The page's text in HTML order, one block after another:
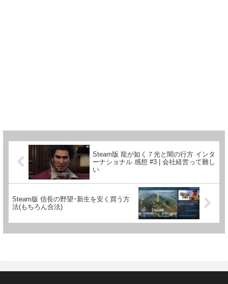
Steam版 龍が如く７光と闇の行方 インタ
ーナショナル 感想 #3 | 会社経営って難し
い
Steam版 信長の野望･新生を安く買う方
法(もちろん合法)